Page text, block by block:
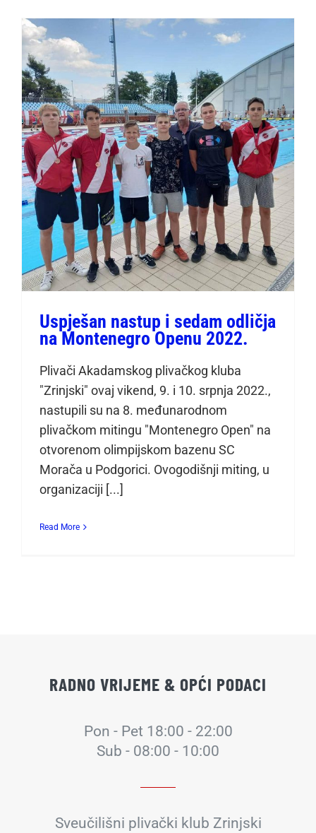
Uspješan nastup i sedam
odličja na Montenegro
Openu 2022.
Uspješan nastup i sedam odličja
na Montenegro Openu 2022.
Plivači Akadamskog plivačkog kluba
"Zrinjski" ovaj vikend, 9. i 10. srpnja 2022.,
nastupili su na 8. međunarodnom
plivačkom mitingu "Montenegro Open" na
otvorenom olimpijskom bazenu SC
Morača u Podgorici. Ovogodišnji miting, u
organizaciji [...]
Read More
RADNO VRIJEME & OPĆI PODACI
Pon - Pet 18:00 - 22:00
Sub - 08:00 - 10:00
Sveučilišni plivački klub Zrinjski